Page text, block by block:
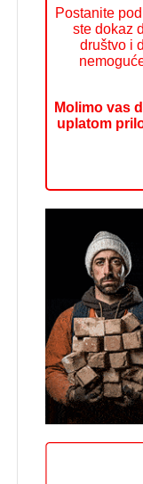
Postanite
ste dokaz
društvo i
Molimo vas
uplatom